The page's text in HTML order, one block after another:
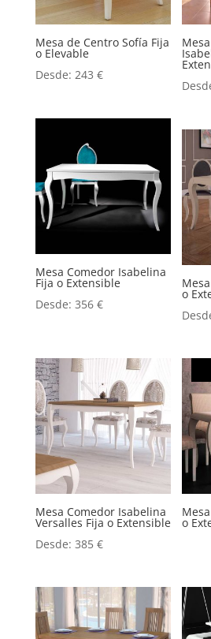
Mesa de Centro Sofía Fija
o Elevable
Desde: 243 €
Mesa Comedor Isabelina
Fija o Extensible
Desde: 356 €
o
Mesa Comedor Isabelina
Versalles Fija o Extensible
Desde: 385 €
o